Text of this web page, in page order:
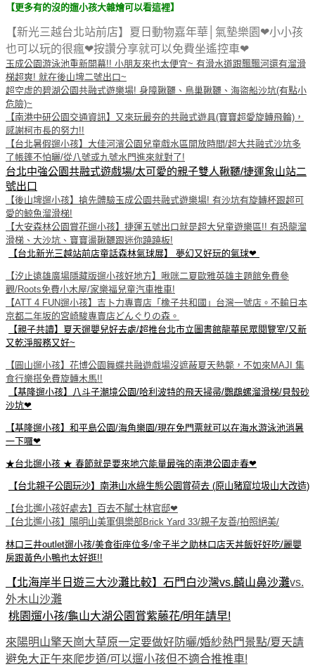
【更多有的沒的遛小孩大雜燴可以看這裡】
【新光三越台北站前店】夏日動物嘉年華│氣墊樂園❤小小孩
也可以玩的很瘋❤按讚分享就可以免費坐遙控車❤
玉成公園游泳池重新開幕!! 小朋友來也太便宜~ 有滑水道跟飄飄河還有溜滑
梯超爽! 就在後山埤二號出口~
超空虛的碧湖公園共融式遊樂場! 身障鞦韆、鳥巢鞦韆、海盜船沙坑(有點小
危險)~
【南港中研公園交通資訊】又來玩最夯的共融式遊具(寶寶超愛旋轉飛輪)，
感謝柯市長的努力!!
【台北暑假遛小孩】大佳河濱公園兒童戲水區開放時間/超大共融式沙坑多
了帳篷不怕曬/從八號或九號水門進來就對了!
台北中強公園共融式遊戲場/太可愛的親子雙人鞦韆/捷運象山站二
號出口
【後山埤遛小孩】搶先體驗玉成公園共融式遊樂場! 有沙坑有旋轉杯跟超可
愛的鯨魚溜滑梯!
【大安森林公園賞花遛小孩】捷運五號出口就是超大兒童遊樂區!! 有恐龍溜
滑梯、大沙坑、寶寶盪鞦韆跟迷你蹺蹺板!
【台北新光三越站前店童話森林氣球展】 夢幻又好玩的氣球❤
【汐止遠雄廣場隱藏版遛小孩好地方】啾咪二夏歐雅英雄主題館免費參
觀/Roots免費小木屋/家樂福兒童汽車推車!
【ATT 4 FUN遛小孩】吉卜力專賣店「橡子共和國」台灣一號店。不輸日本
京都二年坂的宮崎駿專賣店どんぐりの森。
【親子共讀】夏天遛嬰兒好去處/超推台北市立圖書館龍華民眾閱覽室/又新
又乾淨服務又好~
【圓山遛小孩】花博公園舞蝶共融遊戲場沒遮蔽夏天熱斃，不如來MAJI 集
食行樂搭免費旋轉木馬!!
【基隆遛小孩】八斗子潮境公園/哈利波特的飛天掃帚/鸚鵡螺溜滑梯/貝殼砂
沙坑❤
【基隆遛小孩】和平島公園/海角樂園/現在免門票就可以在海水游泳池消暑
一下囉❤
★台北遛小孩 ★ 春節就是要來地穴能量最強的南港公園走春❤
【台北親子公園玩沙】南港山水綠生態公園賞荷去 (原山豬窟垃圾山大改造)
【台北遛小孩好處去】百去不膩士林官邸❤
【台北遛小孩】陽明山美軍俱樂部Brick Yard 33/親子友善/拍照絕美/
林口三井outlet遛小孩/美食街座位多/金子半之助林口店天丼飯好好吃/麗嬰
房跟黃色小鴨也太好逛!!
【北海岸半日遊三大沙灘比較】石門白沙灣vs.麟山鼻沙灘vs.
外木山沙灘
桃園遛小孩/龜山大湖公園賞紫藤花/明年請早!
來陽明山擎天崗大草原一定要做好防曬/婚紗熱門景點/夏天請
避免大正午來爬步道/可以遛小孩但不適合推推車!